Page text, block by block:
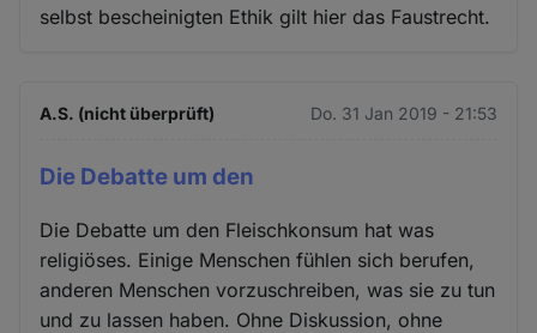
selbst bescheinigten Ethik gilt hier das Faustrecht.
A.S. (nicht überprüft) Do. 31 Jan 2019 - 21:53
Die Debatte um den
Die Debatte um den Fleischkonsum hat was
religiöses. Einige Menschen fühlen sich berufen,
anderen Menschen vorzuschreiben, was sie zu tun
und zu lassen haben. Ohne Diskussion, ohne